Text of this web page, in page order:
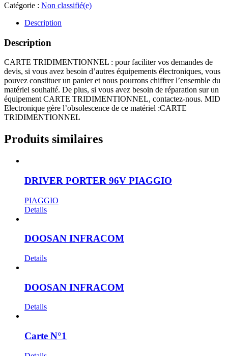
Catégorie : Non classifié(e)
Description
Description
CARTE TRIDIMENTIONNEL : pour faciliter vos demandes de
devis, si vous avez besoin d’autres équipements électroniques, vous
pouvez constituer un panier et nous pourrons chiffrer l’ensemble du
matériel souhaité. De plus, si vous avez besoin de réparation sur un
équipement CARTE TRIDIMENTIONNEL, contactez-nous. MID
Electronique gère l’obsolescence de ce matériel :CARTE
TRIDIMENTIONNEL
Produits similaires
DRIVER PORTER 96V PIAGGIO
PIAGGIO
Details
DOOSAN INFRACOM
Details
DOOSAN INFRACOM
Details
Carte N°1